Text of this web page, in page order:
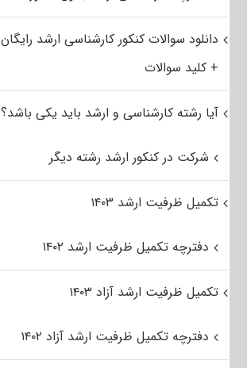
دانلود سوالات کنکور کارشناسی ارشد رایگان
+ کلید سوالات
آیا رشته کارشناسی و ارشد باید یکی باشد؟
شرکت در کنکور ارشد رشته دیگر
تکمیل ظرفیت ارشد ۱۴۰۳
دفترچه تکمیل ظرفیت ارشد ۱۴۰۲
تکمیل ظرفیت ارشد آزاد ۱۴۰۳
دفترچه تکمیل ظرفیت ارشد آزاد ۱۴۰۲